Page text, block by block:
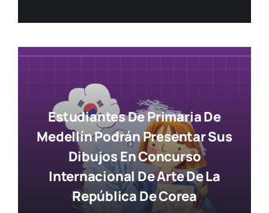
Estudiantes De Primaria De
Medellín Podrán Presentar Sus
Dibujos En Concurso
Internacional De Arte De La
República De Corea